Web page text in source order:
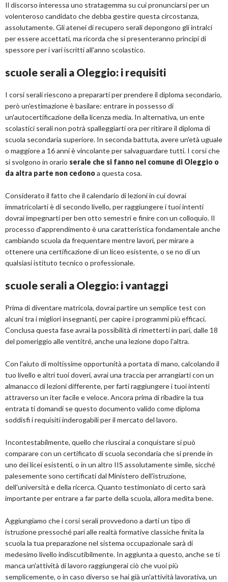
Il discorso interessa uno stratagemma su cui pronunciarsi per un
volenteroso candidato che debba gestire questa circostanza,
assolutamente. Gli atenei di recupero serali depongono gli intralci
per essere accettati, ma ricorda che si presenteranno principi di
spessore per i vari iscritti all'anno scolastico.
scuole serali a Oleggio: i requisiti
I corsi serali riescono a prepararti per prendere il diploma secondario,
però un'estimazione è basilare: entrare in possesso di
un'autocertificazione della licenza media. In alternativa, un ente
scolastici serali non potrà spalleggiarti ora per ritirare il diploma di
scuola secondaria superiore. In seconda battuta, avere un'età uguale
o maggiore a 16 anni è vincolante per salvaguardare tutti. I corsi che
si svolgono in orario serale che si fanno nel comune di Oleggio o
da altra parte non cedonoa questa cosa.
Considerato il fatto che il calendario di lezioni in cui dovrai
immatricolarti è di secondo livello, per raggiungere i tuoi intenti
dovrai impegnarti per ben otto semestri e finire con un colloquio. Il
processo d'apprendimento è una caratteristica fondamentale anche
cambiando scuola da frequentare mentre lavori, per mirare a
ottenere una certificazione di un liceo esistente, o se no di un
qualsiasi istituto tecnico o professionale.
scuole serali a Oleggio: i vantaggi
Prima di diventare matricola, dovrai partire un semplice test con
alcuni tra i migliori insegnanti, per capire i programmi più efficaci.
Conclusa questa fase avrai la possibilità di rimetterti in pari, dalle 18
del pomeriggio alle ventitré, anche una lezione dopo l'altra.
Con l'aiuto di moltissime opportunità a portata di mano, calcolando il
tuo livello e altri tuoi doveri, avrai una traccia per arrangiarti con un
almanacco di lezioni differente, per farti raggiungere i tuoi intenti
attraverso un iter facile e veloce. Ancora prima di ribadire la tua
entrata ti domandi se questo documento valido come diploma
soddisfi i requisiti inderogabili per il mercato del lavoro.
Incontestabilmente, quello che riuscirai a conquistare si può
comparare con un certificato di scuola secondaria che si prende in
uno dei licei esistenti, o in un altro IIS assolutamente simile, sicché
palesemente sono certificati dal Ministero dell'istruzione,
dell'università e della ricerca. Quanto testimoniato di certo sarà
importante per entrare a far parte della scuola, allora medita bene.
Aggiungiamo che i corsi serali provvedono a darti un tipo di
istruzione pressoché pari alle realtà formative classiche finita la
scuola la tua preparazione nel sistema occupazionale sarà di
medesimo livello indiscutibilmente. In aggiunta a questo, anche se ti
manca un'attività di lavoro raggiungerai ciò che vuoi più
semplicemente, o in caso diverso se hai già un'attività lavorativa, un